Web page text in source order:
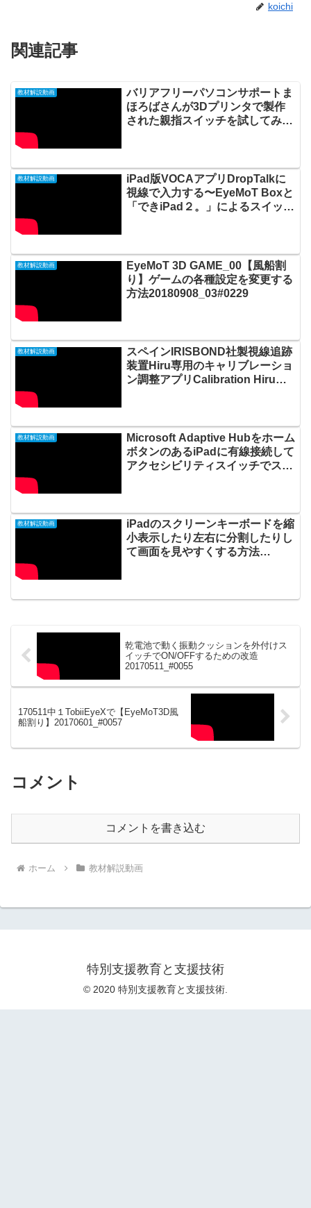
koichi
関連記事
教材解説動画
バリアフリーパソコンサポートま
ほろばさんが3Dプリンタで製作
された親指スイッチを試してみま
教材解説動画
iPad版VOCAアプリDropTalkに
視線で入力する〜EyeMoT Boxと
「できiPad２。」によるスイッチ
教材解説動画
EyeMoT 3D GAME_00【風船割
り】ゲームの各種設定を変更する
方法20180908_03#0229
教材解説動画
スペインIRISBOND社製視線追跡
装置Hiru専用のキャリブレーショ
ン調整アプリCalibration Hiruの
教材解説動画
Microsoft Adaptive Hubをホーム
ボタンのあるiPadに有線接続して
アクセシビリティスイッチでスイ
教材解説動画
iPadのスクリーンキーボードを縮
小表示したり左右に分割したりし
て画面を見やすくする方法
乾電池で動く振動クッションを外付けス
イッチでON/OFFするための改造
20170511_#0055
170511中１TobiiEyeXで【EyeMoT3D風
船割り】20170601_#0057
コメント
コメントを書き込む
ホーム 教材解説動画
特別支援教育と支援技術
© 2020 特別支援教育と支援技術.